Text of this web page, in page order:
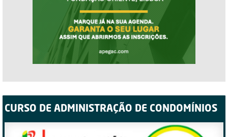
CURSO DE ADMINISTRAÇÃO DE CONDOMÍNIOS